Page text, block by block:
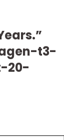
t3-
20-